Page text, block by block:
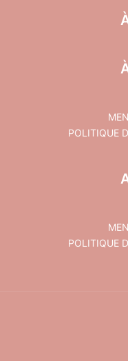
POLITIQUE
POLITIQUE